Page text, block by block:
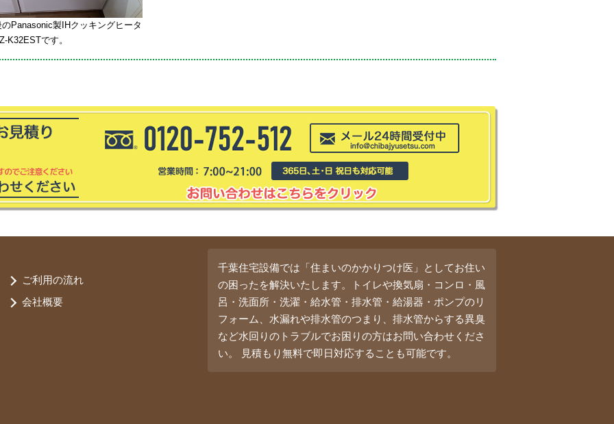
Panasonic製IHクッキングヒータ
K32ESTです。
千葉住宅設備では「住まいのかかりつけ医」としてお住い
の困ったを解決いたします。トイレや換気扇・コンロ・風
呂・洗面所・洗濯・給水管・排水管・給湯器・ポンプのリ
フォーム、水漏れや排水管のつまり、排水管からする異臭
など水回りのトラブルでお困りの方はお問い合わせくださ
い。 見積もり無料で即日対応することも可能です。
ご利用の流れ
会社概要